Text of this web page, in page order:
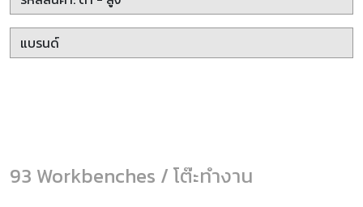
93 Workbenches / โต๊ะทำงาน